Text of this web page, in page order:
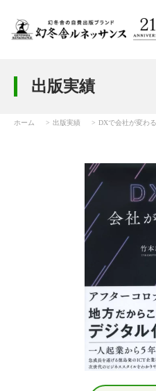
出版実績
ホーム 出版実績 DXで会社が変わる